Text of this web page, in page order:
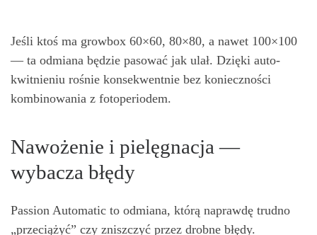
Jeśli ktoś ma growbox 60×60, 80×80, a nawet 100×100
— ta odmiana będzie pasować jak ulał. Dzięki auto-
kwitnieniu rośnie konsekwentnie bez konieczności
kombinowania z fotoperiodem.
Nawożenie i pielęgnacja —
wybacza błędy
Passion Automatic to odmiana, którą naprawdę trudno
„przeciążyć” czy zniszczyć przez drobne błędy.